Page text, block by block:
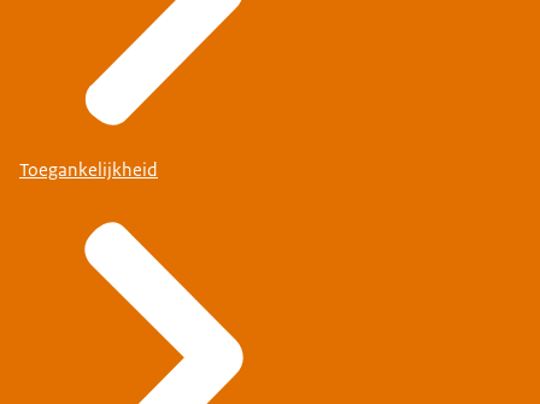
Toegankelijkheid